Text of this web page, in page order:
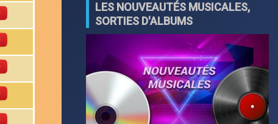
LES NOUVEAUTÉS MUSICALES,
SORTIES D'ALBUMS